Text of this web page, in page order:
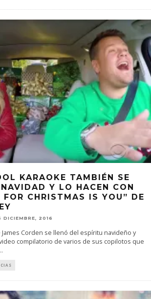
KARAOKE TAMBIÉN SE
Y LO HACEN CON
CHRISTMAS IS YOU” DE
DICIEMBRE, 2016
James Corden se llenó del espíritu navideño y
compilatorio de varios de sus copilotos que